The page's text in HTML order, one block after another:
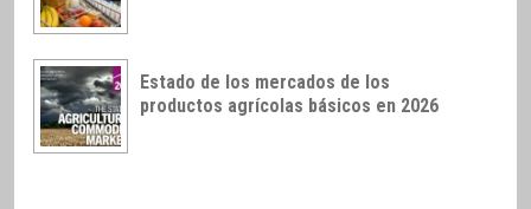
Estado de los mercados de los
productos agrícolas básicos en 2026